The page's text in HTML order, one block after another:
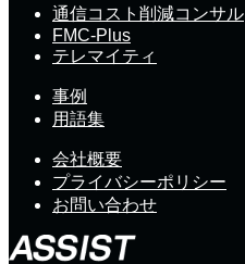
通信コスト削減コンサル
FMC-Plus
テレマイティ
事例
用語集
会社概要
プライバシーポリシー
お問い合わせ